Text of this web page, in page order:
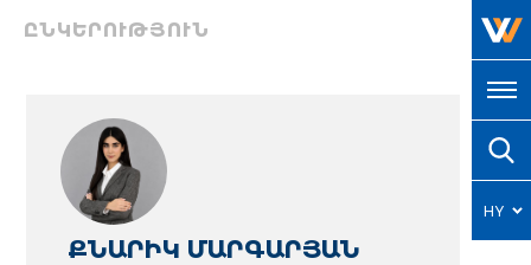
ԸՆԿԵՐՈՒԹՅՈՒՆ
HY
ՔՆԱՐԻԿ ՄԱՐԳԱՐՅԱՆ